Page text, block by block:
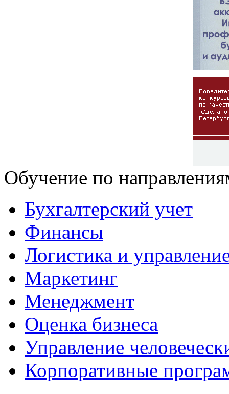
Обучение по
Бухгалтерский учет
Финансы
Логистика и
Маркетинг
Менеджмент
Оценка бизнеса
Управление
Корпоративные